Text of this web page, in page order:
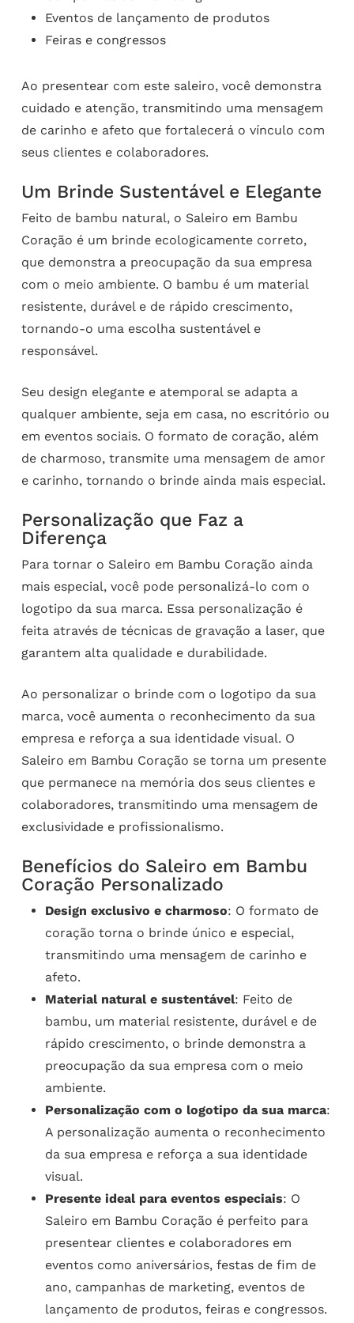
Eventos de lançamento de produtos
Feiras e congressos
Ao presentear com este saleiro, você demonstra
cuidado e atenção, transmitindo uma mensagem
de carinho e afeto que fortalecerá o vínculo com
seus clientes e colaboradores.
Um Brinde Sustentável e Elegante
Feito de bambu natural, o Saleiro em Bambu
Coração é um brinde ecologicamente correto,
que demonstra a preocupação da sua empresa
com o meio ambiente. O bambu é um material
resistente, durável e de rápido crescimento,
tornando-o uma escolha sustentável e
responsável.
Seu design elegante e atemporal se adapta a
qualquer ambiente, seja em casa, no escritório ou
em eventos sociais. O formato de coração, além
de charmoso, transmite uma mensagem de amor
e carinho, tornando o brinde ainda mais especial.
Personalização que Faz a
Diferença
Para tornar o Saleiro em Bambu Coração ainda
mais especial, você pode personalizá-lo com o
logotipo da sua marca. Essa personalização é
feita através de técnicas de gravação a laser, que
garantem alta qualidade e durabilidade.
Ao personalizar o brinde com o logotipo da sua
marca, você aumenta o reconhecimento da sua
empresa e reforça a sua identidade visual. O
Saleiro em Bambu Coração se torna um presente
que permanece na memória dos seus clientes e
colaboradores, transmitindo uma mensagem de
exclusividade e profissionalismo.
Benefícios do Saleiro em Bambu
Coração Personalizado
Design exclusivo e charmoso: O formato de
coração torna o brinde único e especial,
transmitindo uma mensagem de carinho e
afeto.
Material natural e sustentável: Feito de
bambu, um material resistente, durável e de
rápido crescimento, o brinde demonstra a
preocupação da sua empresa com o meio
ambiente.
Personalização com o logotipo da sua marca:
A personalização aumenta o reconhecimento
da sua empresa e reforça a sua identidade
visual.
Presente ideal para eventos especiais: O
Saleiro em Bambu Coração é perfeito para
presentear clientes e colaboradores em
eventos como aniversários, festas de fim de
ano, campanhas de marketing, eventos de
lançamento de produtos, feiras e congressos.